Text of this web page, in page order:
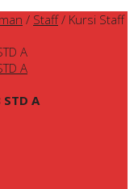
/ Staff/ Kursi Staff
A